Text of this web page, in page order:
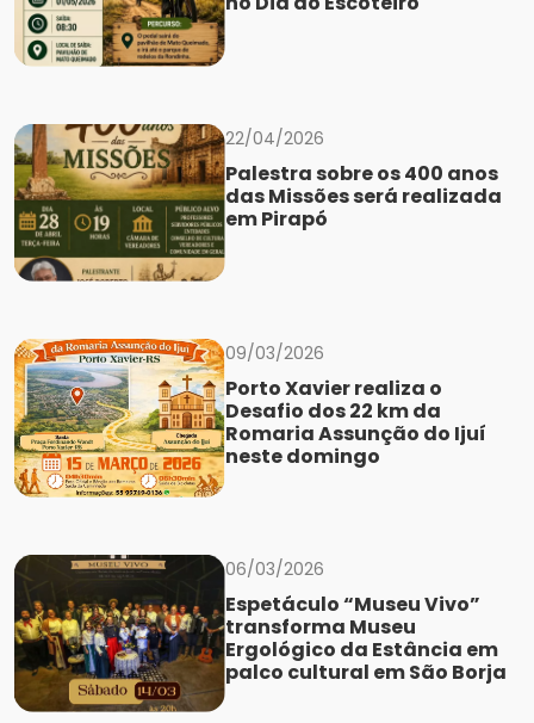
22/04/2026
Palestra sobre os 400 anos
das Missões será realizada
em Pirapó
09/03/2026
Porto Xavier realiza o
Desafio dos 22 km da
Romaria Assunção do Ijuí
neste domingo
06/03/2026
Espetáculo “Museu Vivo”
transforma Museu
Ergológico da Estância em
palco cultural em São Borja